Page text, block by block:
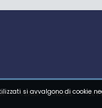
TEAM NEWS
si avvalgono di cookie